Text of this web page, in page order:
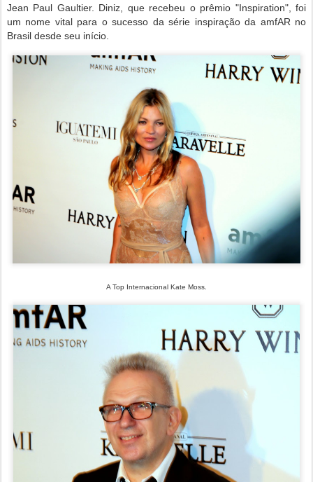
Jean Paul Gaultier. Diniz, que recebeu o prêmio "Inspiration", foi
um nome vital para o sucesso da série inspiração da amfAR no
Brasil desde seu início.
A Top Internacional Kate Moss.